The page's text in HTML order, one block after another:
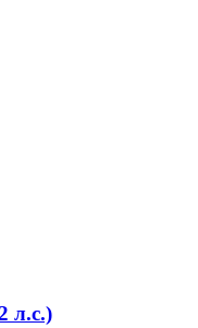
л.с.)